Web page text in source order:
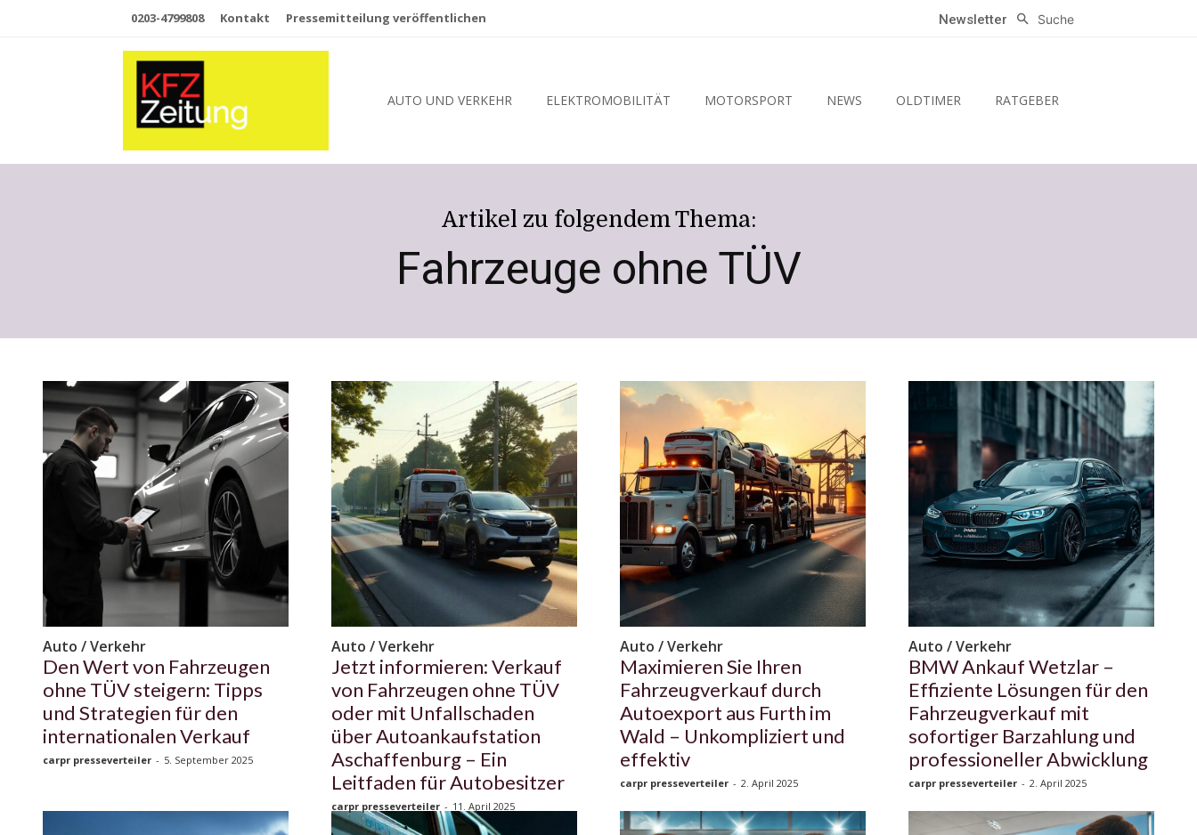
0203-4799808 Kontakt Pressemitteilung veröffentlichen Newsletter Suche
AUTO UND VERKEHR ELEKTROMOBILITÄT MOTORSPORT NEWS OLDTIMER RATGEBER
Artikel zu folgendem Thema:
Fahrzeuge ohne TÜV
Auto / Verkehr
Den Wert von Fahrzeugen
ohne TÜV steigern: Tipps
und Strategien für den
internationalen Verkauf
carpr presseverteiler - 5. September 2025
Auto / Verkehr
Jetzt informieren: Verkauf
von Fahrzeugen ohne TÜV
oder mit Unfallschaden
über Autoankaufstation
Aschaffenburg – Ein
Leitfaden für Autobesitzer
carpr presseverteiler - 11. April 2025
Auto / Verkehr
Maximieren Sie Ihren
Fahrzeugverkauf durch
Autoexport aus Furth im
Wald – Unkompliziert und
effektiv
carpr presseverteiler - 2. April 2025
Auto / Verkehr
BMW Ankauf Wetzlar –
Effiziente Lösungen für den
Fahrzeugverkauf mit
sofortiger Barzahlung und
professioneller Abwicklung
carpr presseverteiler - 2. April 2025